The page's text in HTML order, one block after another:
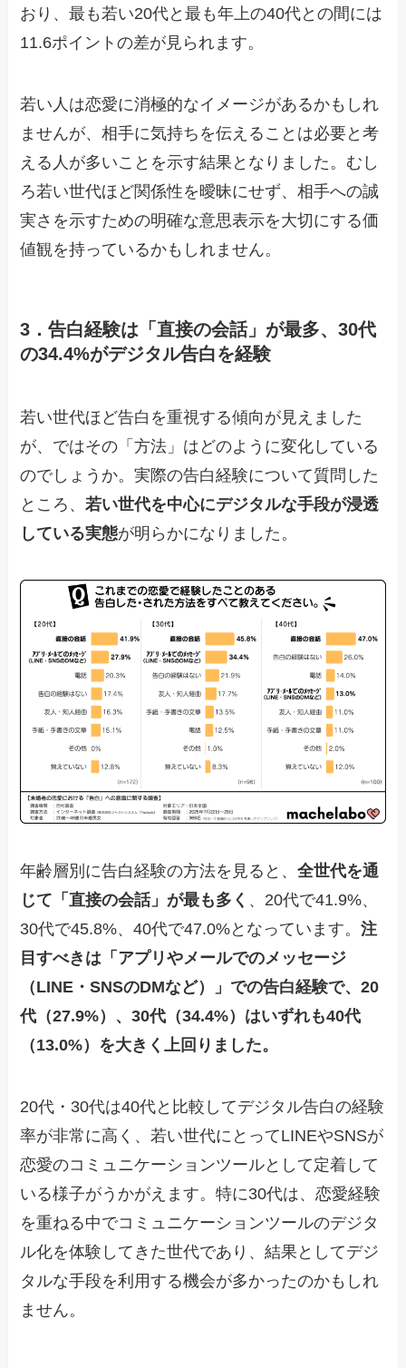
おり、最も若い20代と最も年上の40代との間には
11.6ポイントの差が見られます。
若い人は恋愛に消極的なイメージがあるかもしれ
ませんが、相手に気持ちを伝えることは必要と考
える人が多いことを示す結果となりました。むし
ろ若い世代ほど関係性を曖昧にせず、相手への誠
実さを示すための明確な意思表示を大切にする価
値観を持っているかもしれません。
3．告白経験は「直接の会話」が最多、30代
の34.4%がデジタル告白を経験
若い世代ほど告白を重視する傾向が見えました
が、ではその「方法」はどのように変化している
のでしょうか。実際の告白経験について質問した
ところ、若い世代を中心にデジタルな手段が浸透
している実態が明らかになりました。
年齢層別に告白経験の方法を見ると、全世代を通
じて「直接の会話」が最も多く 、20代で41.9%、
30代で45.8%、40代で47.0%となっています。注
目すべきは「アプリやメールでのメッセージ
（LINE・SNSのDMなど）」での告白経験で、20
代（27.9%）、30代（34.4%）はいずれも40代
（13.0%）を大きく上回りました。
20代・30代は40代と比較してデジタル告白の経験
率が非常に高く、若い世代にとってLINEやSNSが
恋愛のコミュニケーションツールとして定着して
いる様子がうかがえます。特に30代は、恋愛経験
を重ねる中でコミュニケーションツールのデジタ
ル化を体験してきた世代であり、結果としてデジ
タルな手段を利用する機会が多かったのかもしれ
ません。